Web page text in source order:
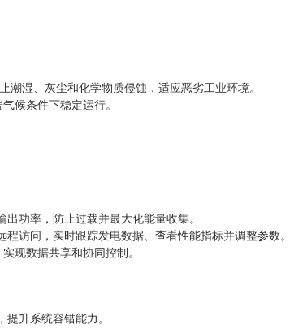
湿、灰尘和化学物质侵蚀，适应恶劣工业环境。
候条件下稳定运行。
功率，防止过载并最大化能量收集。
访问，实时跟踪发电数据、查看性能指标并调整参数。
现数据共享和协同控制。
升系统容错能力。